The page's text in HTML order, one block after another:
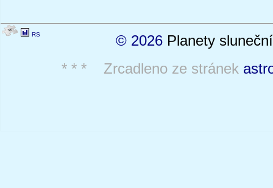
RS © 2026 Planety
* * * Zrcadleno ze stránek